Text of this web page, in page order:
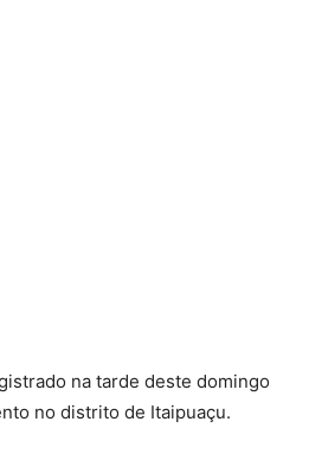
na tarde deste domingo
no distrito de Itaipuaçu.